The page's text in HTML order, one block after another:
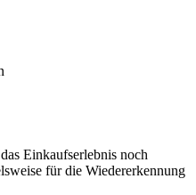
Einkaufserlebnis noch
für die Wiedererkennung